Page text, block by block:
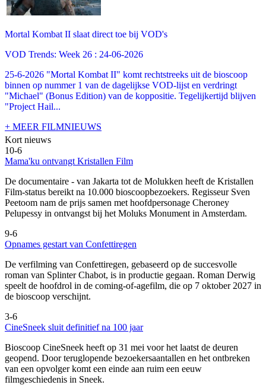
Mortal Kombat II slaat direct toe bij VOD's
VOD Trends: Week 26 : 24-06-2026
25-6-2026 "Mortal Kombat II" komt rechtstreeks uit de bioscoop
binnen op nummer 1 van de dagelijkse VOD-lijst en verdringt
"Michael" (Bonus Edition) van de koppositie. Tegelijkertijd blijven
"Project Hail...
+ MEER FILMNIEUWS
Kort nieuws
10-6
Mama'ku ontvangt Kristallen Film
De documentaire - van Jakarta tot de Molukken heeft de Kristallen
Film-status bereikt na 10.000 bioscoopbezoekers. Regisseur Sven
Peetoom nam de prijs samen met hoofdpersonage Cheroney
Pelupessy in ontvangst bij het Moluks Monument in Amsterdam.
9-6
Opnames gestart van Confettiregen
De verfilming van Confettiregen, gebaseerd op de succesvolle
roman van Splinter Chabot, is in productie gegaan. Roman Derwig
speelt de hoofdrol in de coming-of-agefilm, die op 7 oktober 2027 in
de bioscoop verschijnt.
3-6
CineSneek sluit definitief na 100 jaar
Bioscoop CineSneek heeft op 31 mei voor het laatst de deuren
geopend. Door teruglopende bezoekersaantallen en het ontbreken
van een opvolger komt een einde aan ruim een eeuw
filmgeschiedenis in Sneek.